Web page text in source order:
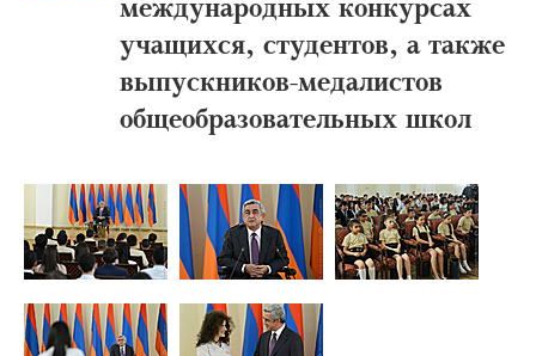
учащихся, студентов, а также
выпускников-медалистов
общеобразовательных школ